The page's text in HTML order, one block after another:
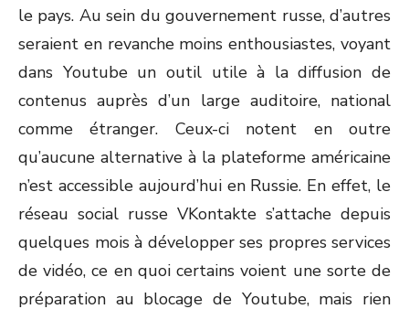
le pays. Au sein du gouvernement russe, d’autres
seraient en revanche moins enthousiastes, voyant
dans Youtube un outil utile à la diffusion de
contenus auprès d’un large auditoire, national
comme étranger. Ceux-ci notent en outre
qu’aucune alternative à la plateforme américaine
n’est accessible aujourd’hui en Russie. En effet, le
réseau social russe VKontakte s’attache depuis
quelques mois à développer ses propres services
de vidéo, ce en quoi certains voient une sorte de
préparation au blocage de Youtube, mais rien